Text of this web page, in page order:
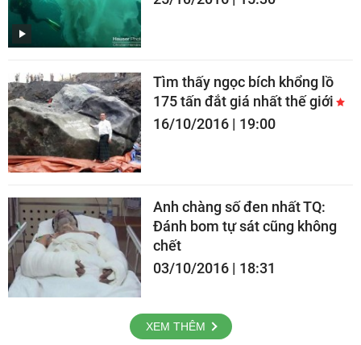
Tìm thấy ngọc bích khổng lồ
175 tấn đắt giá nhất thế giới
16/10/2016 | 19:00
Anh chàng số đen nhất TQ:
Đánh bom tự sát cũng không
chết
03/10/2016 | 18:31
XEM THÊM